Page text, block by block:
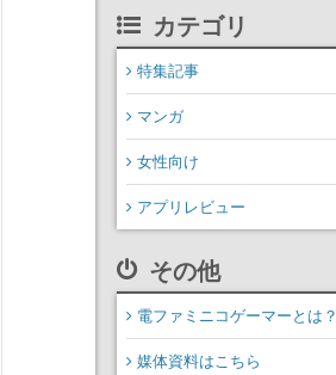
カテゴリ
特集記事
マンガ
女性向け
アプリレビュー
その他
電ファミニコゲーマーとは？
媒体資料はこちら